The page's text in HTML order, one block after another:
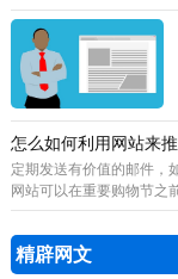
怎么如何利用网站来
定期发送有价值的邮件，
网站可以在重要购物节之
精辟网文